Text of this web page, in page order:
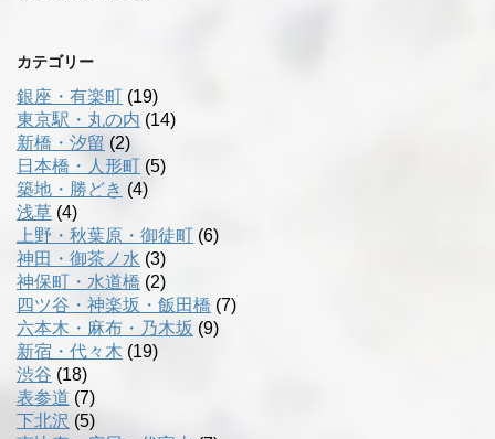
カテゴリー
銀座・有楽町 (19)
東京駅・丸の内 (14)
新橋・汐留 (2)
日本橋・人形町 (5)
築地・勝どき (4)
浅草 (4)
上野・秋葉原・御徒町 (6)
神田・御茶ノ水 (3)
神保町・水道橋 (2)
四ツ谷・神楽坂・飯田橋 (7)
六本木・麻布・乃木坂 (9)
新宿・代々木 (19)
渋谷 (18)
表参道 (7)
下北沢 (5)